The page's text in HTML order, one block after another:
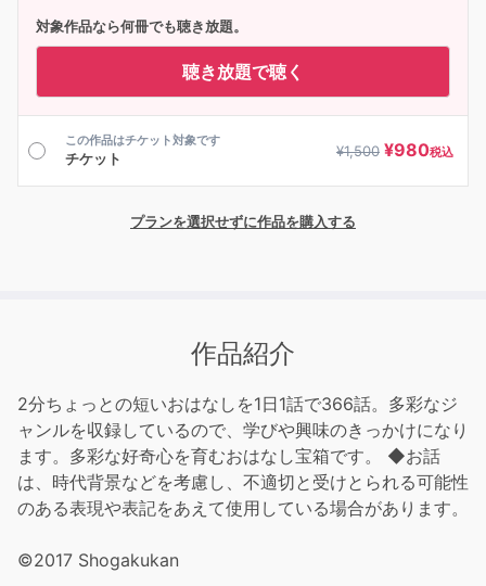
対象作品なら何冊でも聴き放題。
聴き放題で聴く
この作品はチケット対象です
チケット ¥1,500 ¥980税込
プランを選択せずに作品を購入する
作品紹介
2分ちょっとの短いおはなしを1日1話で366話。多彩なジ
ャンルを収録しているので、学びや興味のきっかけになり
ます。多彩な好奇心を育むおはなし宝箱です。 ◆お話
は、時代背景などを考慮し、不適切と受けとられる可能性
のある表現や表記をあえて使用している場合があります。
©2017 Shogakukan